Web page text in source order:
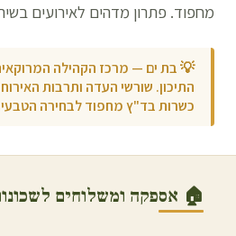
מחפוד. פתרון מדהים לאירועים
💡בת ים — מרכז הקהילה
התיכון. שורשי העדה ותרבות
כשרות בד"ץ מחפוד לבחירה
🏠 אספקה ומשלוחים